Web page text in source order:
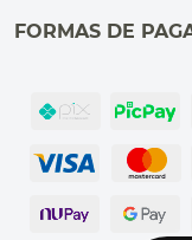
FORMAS DE